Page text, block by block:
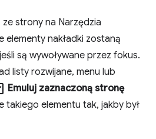
strony na Narzędzia
elementy nakładki zostaną
są wywoływane przez fokus.
listy rozwijane, menu lub
Emuluj zaznaczoną stronę
takiego elementu tak, jakby był